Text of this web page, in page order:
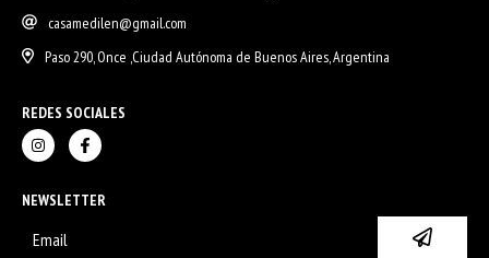
casamedilen@gmail.com
Paso 290, Once ,Ciudad Autónoma de Buenos Aires, Argentina
REDES SOCIALES
NEWSLETTER